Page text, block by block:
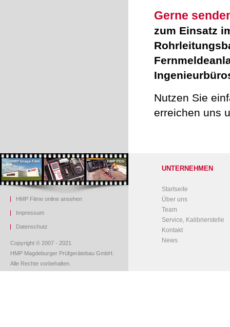
Gerne
zum Einsatz
Nutzen Sie
erreichen uns
HMP Filme online ansehen
Impressum
Datenschutz
Copyright © 2007 - 2021
HMP Magdeburger Prüfgerätebau GmbH.
Alle Rechte vorbehalten.
UNTERNEHMEN
Startseite
Über uns
Team
Service, Kalibrierstelle
Kontakt
News